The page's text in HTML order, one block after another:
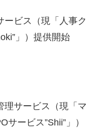
ービス（現「人事ク
」）提供開始
理サービス（現「マ
ービス”Shii”」）